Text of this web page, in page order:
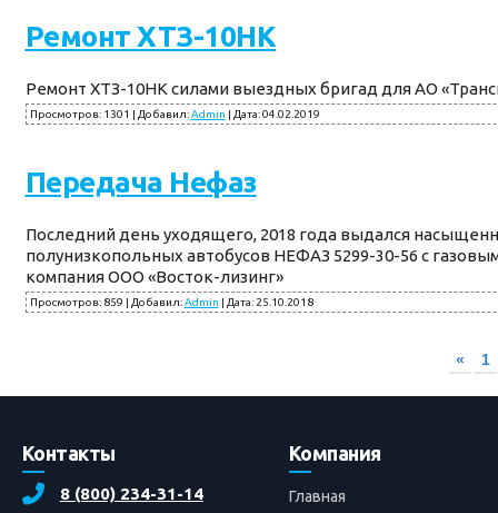
Ремонт ХТЗ-10НК
Ремонт ХТЗ-10НК силами выездных бригад для АО
Просмотров: 1301 | Добавил: Admin | Дата: 04.02.2019
Передача Нефаз
Последний день уходящего, 2018 года выдался
полунизкопольных автобусов НЕФАЗ 5299-30-56 с
компания ООО «Восток-лизинг»
Просмотров: 859 | Добавил: Admin | Дата: 25.10.2018
« 1
Контакты
8 (800) 234-31-14
Компания
Главная